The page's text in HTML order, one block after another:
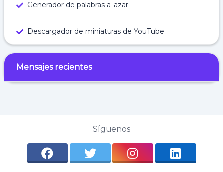
Generador de palabras al azar
Descargador de miniaturas de YouTube
Mensajes recientes
Síguenos